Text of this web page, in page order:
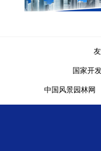
国家开
中国风景园林网